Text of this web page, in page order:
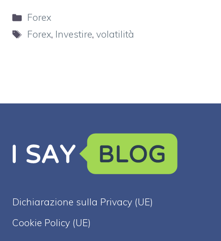
Categorie
Forex
Tag
Forex, Investire,volatilità
Dichiarazione sulla Privacy (UE)
Cookie Policy (UE)